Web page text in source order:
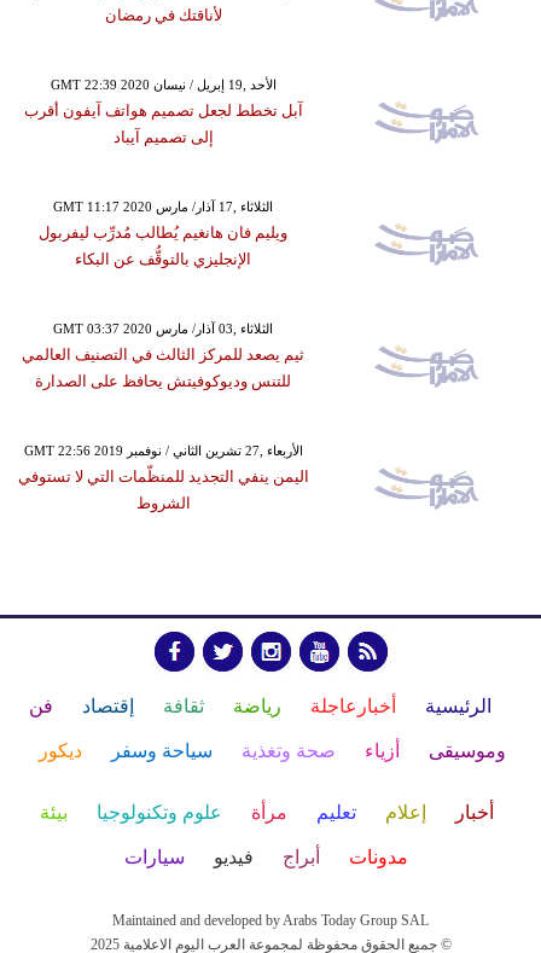
لأناقتك في رمضان
GMT 22:39 2020 الأحد ,19 إبريل / نيسان
آبل تخطط لجعل تصميم هواتف آيفون أقرب
إلى تصميم آيباد
GMT 11:17 2020 الثلاثاء ,17 آذار/ مارس
ويليم فان هانغيم يُطالب مُدرِّب ليفربول
الإنجليزي بالتوقُّف عن البكاء
GMT 03:37 2020 الثلاثاء ,03 آذار/ مارس
ثيم يصعد للمركز الثالث في التصنيف العالمي
للتنس وديوكوفيتش يحافظ على الصدارة
GMT 22:56 2019 الأربعاء ,27 تشرين الثاني / نوفمبر
اليمن ينفي التجديد للمنظّمات التي لا تستوفي
الشروط
الرئيسية أخبارعاجلة رياضة ثقافة إقتصاد فن
وموسيقى أزياء صحة وتغذية سياحة وسفر ديكور
أخبار إعلام تعليم مرأة علوم وتكنولوجيا بيئة
مدونات أبراج فيديو سيارات
Maintained and developed by Arabs Today Group SAL
جميع الحقوق محفوظة لمجموعة العرب اليوم الاعلامية 2025 ©